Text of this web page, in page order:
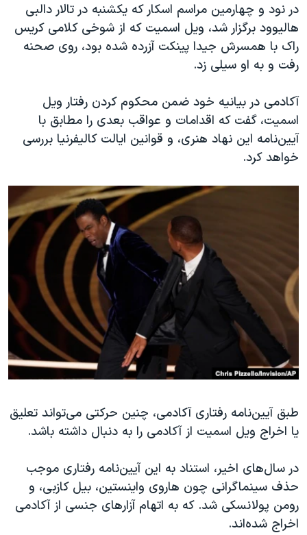
نرگس محمدی برنده جایزه نوبل صلح
همایش محافظه‌کاران آمریکا «سی‌پک»
صفحه‌های ویژه
سفر پرزیدنت ترامپ به چین
در نود و چهارمین مراسم اسکار که یکشنبه در تالار دالبی
هالیوود برگزار شد، ویل اسمیت که از شوخی کلامی کریس
راک با همسرش جیدا پینکت آزرده شده بود، روی صحنه
رفت و به او سیلی زد.
آکادمی در بیانیه خود ضمن محکوم کردن رفتار ویل
اسمیت، گفت که اقدامات و عواقب بعدی را مطابق با
آیین‌نامه این نهاد هنری، و قوانین ایالت کالیفرنیا بررسی
خواهد کرد.
طبق آیین‌نامه رفتاری آکادمی، چنین حرکتی می‌تواند تعلیق
یا اخراج ویل اسمیت از آکادمی را به دنبال داشته باشد.
در سال‌های اخیر، استناد به این آیین‌نامه رفتاری موجب
حذف سینماگرانی چون هاروی واینستین، بیل کازبی، و
رومن پولانسکی شد. که به اتهام آزارهای جنسی از آکادمی
اخراج شده‌اند.